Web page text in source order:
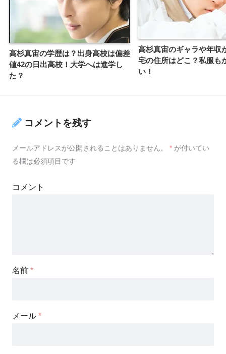
高杉真宙の学歴は？出身高校は偏差
値42の日出高校！大学へは進学し
た？
高杉真宙のギャラや年収
宅の住所はどこ？私服も
い！
コメントを残す
メールアドレスが公開されることはありません。 * が付いてい
る欄は必須項目です
コメント
名前 *
メール *